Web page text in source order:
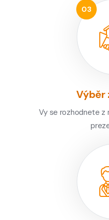
Výběr
Vy se rozhodnete z